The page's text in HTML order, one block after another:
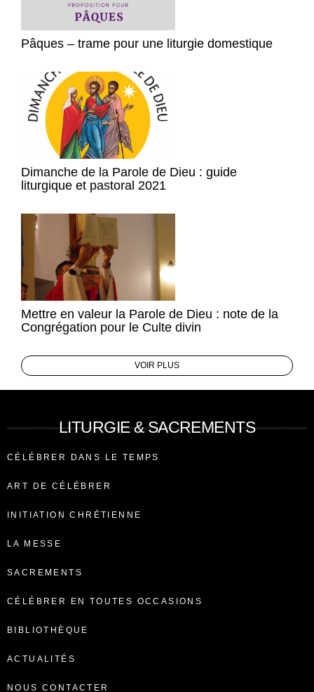
Pâques – trame pour une liturgie domestique
Dimanche de la Parole de Dieu : guide
liturgique et pastoral 2021
Mettre en valeur la Parole de Dieu : note de la
Congrégation pour le Culte divin
VOIR PLUS
LITURGIE & SACREMENTS
CÉLÉBRER DANS LE TEMPS
ART DE CÉLÉBRER
INITIATION CHRÉTIENNE
LA MESSE
SACREMENTS
CÉLÉBRER EN TOUTES OCCASIONS
BIBLIOTHÈQUE
ACTUALITÉS
NOUS CONTACTER